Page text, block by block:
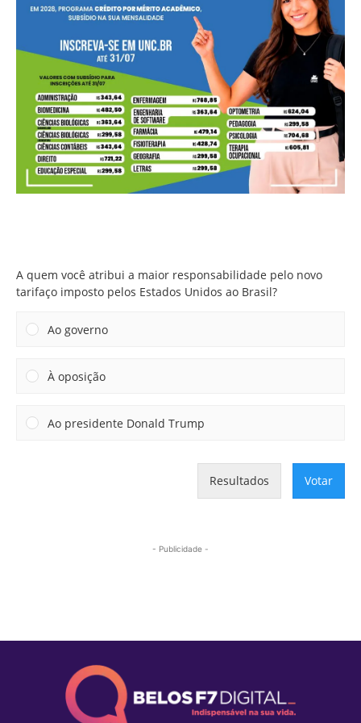
A quem você atribui a maior responsabilidade pelo novo
tarifaço imposto pelos Estados Unidos ao Brasil?
Ao governo
À oposição
Ao presidente Donald Trump
Resultados Votar
- Publicidade -